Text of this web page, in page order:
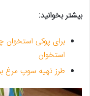
بیشتر بخوانید:
برای پوکی استخوان
استخوان
طرز تهیه سوپ مرغ